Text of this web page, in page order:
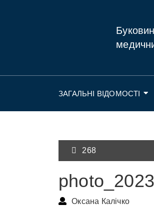
ЗАГАЛЬНІ ВІДОМОСТІ
268
Оксана Калічко